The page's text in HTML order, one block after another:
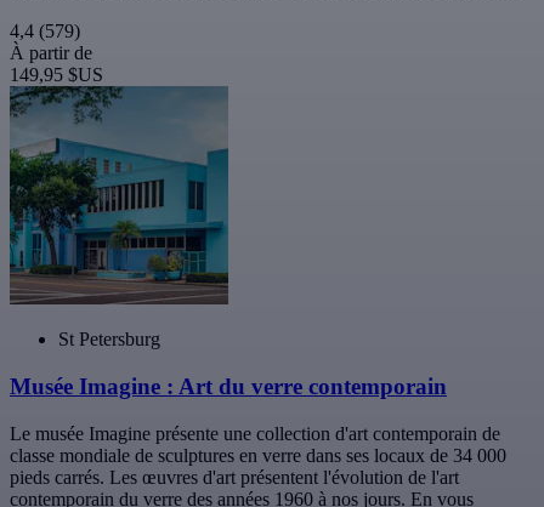
4,4 (579)
À partir de
149,95 $US
St Petersburg
Musée Imagine : Art du verre contemporain
Le musée Imagine présente une collection d'art contemporain de
classe mondiale de sculptures en verre dans ses locaux de 34 000
pieds carrés. Les œuvres d'art présentent l'évolution de l'art
contemporain du verre des années 1960 à nos jours. En vous